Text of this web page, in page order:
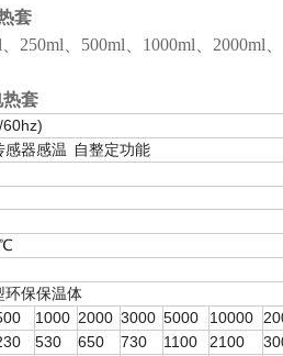
套
、500ml、1000ml、2000ml
套
感器感温 自整定功能
环保保温体
1000 2000 3000 5000 10000
530 650 730 1100 2100